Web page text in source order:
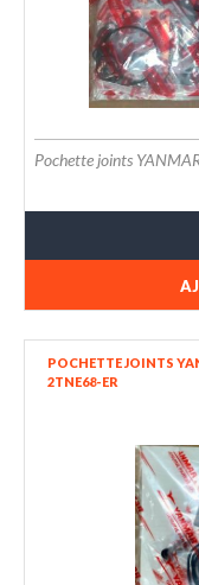
Pochette joints
POCHETTE JOINTS
2TNE68-ER